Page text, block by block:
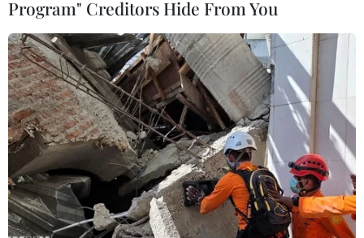
Người dân uống nước giải nhiệt trong ngày nắng nóng tại
Bhubaneswar, Ấn Độ. (Ảnh: ANI/TTXVN)
Các nhà dự báo khí tượng cảnh báo một hiện
tượng El Nino mạnh có thể đang hình thành tại
Thái Bình Dương, với khả năng trở thành một
Program" Creditors Hide From You